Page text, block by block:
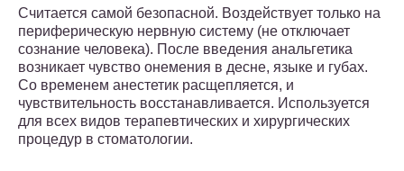
Считается самой безопасной. Воздействует только на
периферическую нервную систему (не отключает
сознание человека). После введения анальгетика
возникает чувство онемения в десне, языке и губах.
Со временем анестетик расщепляется, и
чувствительность восстанавливается. Используется
для всех видов терапевтических и хирургических
процедур в стоматологии.